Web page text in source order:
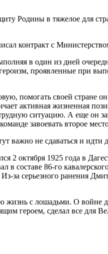
Родины в тяжелое для
контракт с
в один из дней
проявленные при
помогать своей стране
активная жизненная
ситуацию. А еще он
завоевать второе
важно не сдаваться и идти
октября 1925 года в
составе 86-го
за серьезного ранения
жизнь с лошадьми. О войне
героем, сделал все для